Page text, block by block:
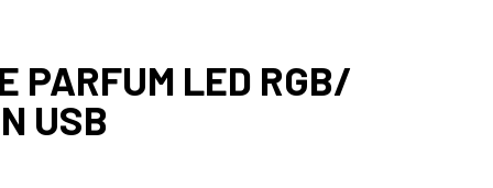
PARFUM LED RGB/
USB